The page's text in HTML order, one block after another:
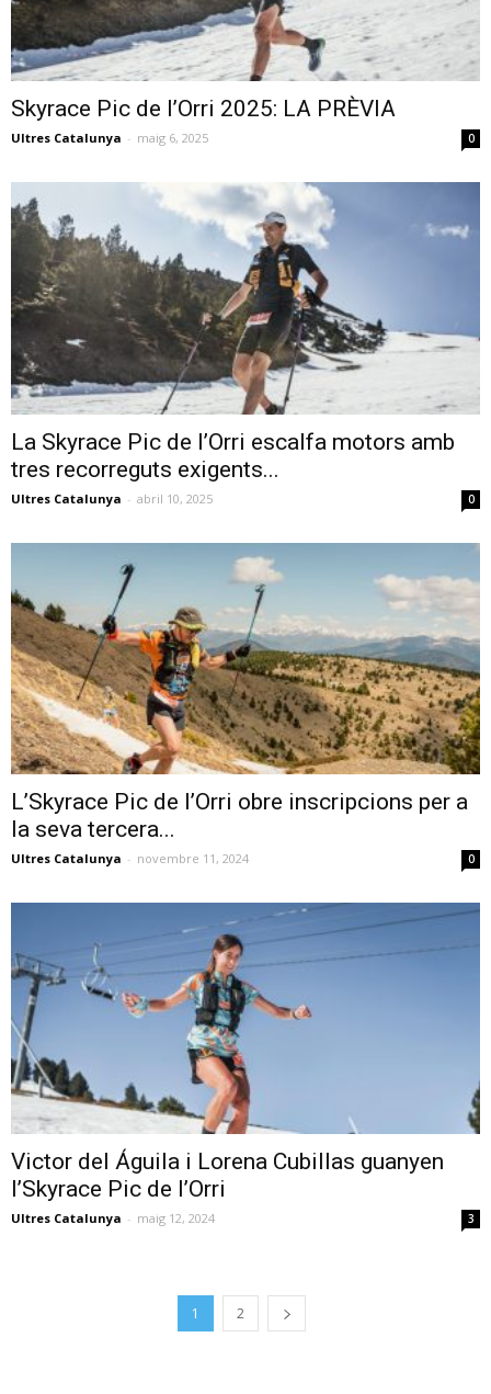
Skyrace Pic de l’Orri 2025: LA PRÈVIA
Ultres Catalunya - maig 6, 2025 0
La Skyrace Pic de l’Orri escalfa motors amb
tres recorreguts exigents...
Ultres Catalunya - abril 10, 2025 0
L’Skyrace Pic de l’Orri obre inscripcions per a
la seva tercera...
Ultres Catalunya - novembre 11, 2024 0
Victor del Águila i Lorena Cubillas guanyen
l’Skyrace Pic de l’Orri
Ultres Catalunya - maig 12, 2024 3
1 2